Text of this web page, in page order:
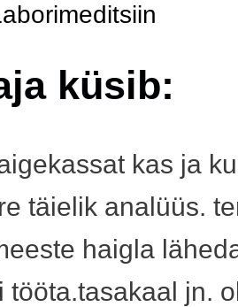
küsib:
kas ja
täielik analüüs.
haigla
tööta.tasakaal jn.